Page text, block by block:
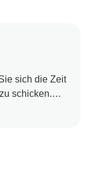
sich die Zeit
schicken.